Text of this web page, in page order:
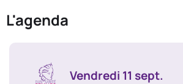
L'agenda
Vendredi 11 sept.